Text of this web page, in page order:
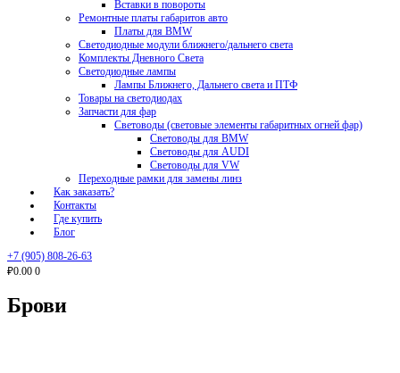
Вставки в повороты
Ремонтные платы габаритов авто
Платы для BMW
Светодиодные модули ближнего/дальнего света
Комплекты Дневного Света
Светодиодные лампы
Лампы Ближнего, Дальнего света и ПТФ
Товары на светодиодах
Запчасти для фар
Световоды (световые элементы габаритных огней фар)
Световоды для BMW
Световоды для AUDI
Световоды для VW
Переходные рамки для замены линз
Как заказать?
Контакты
Где купить
Блог
+7 (905) 808-26-63
₽0.00 0
Брови